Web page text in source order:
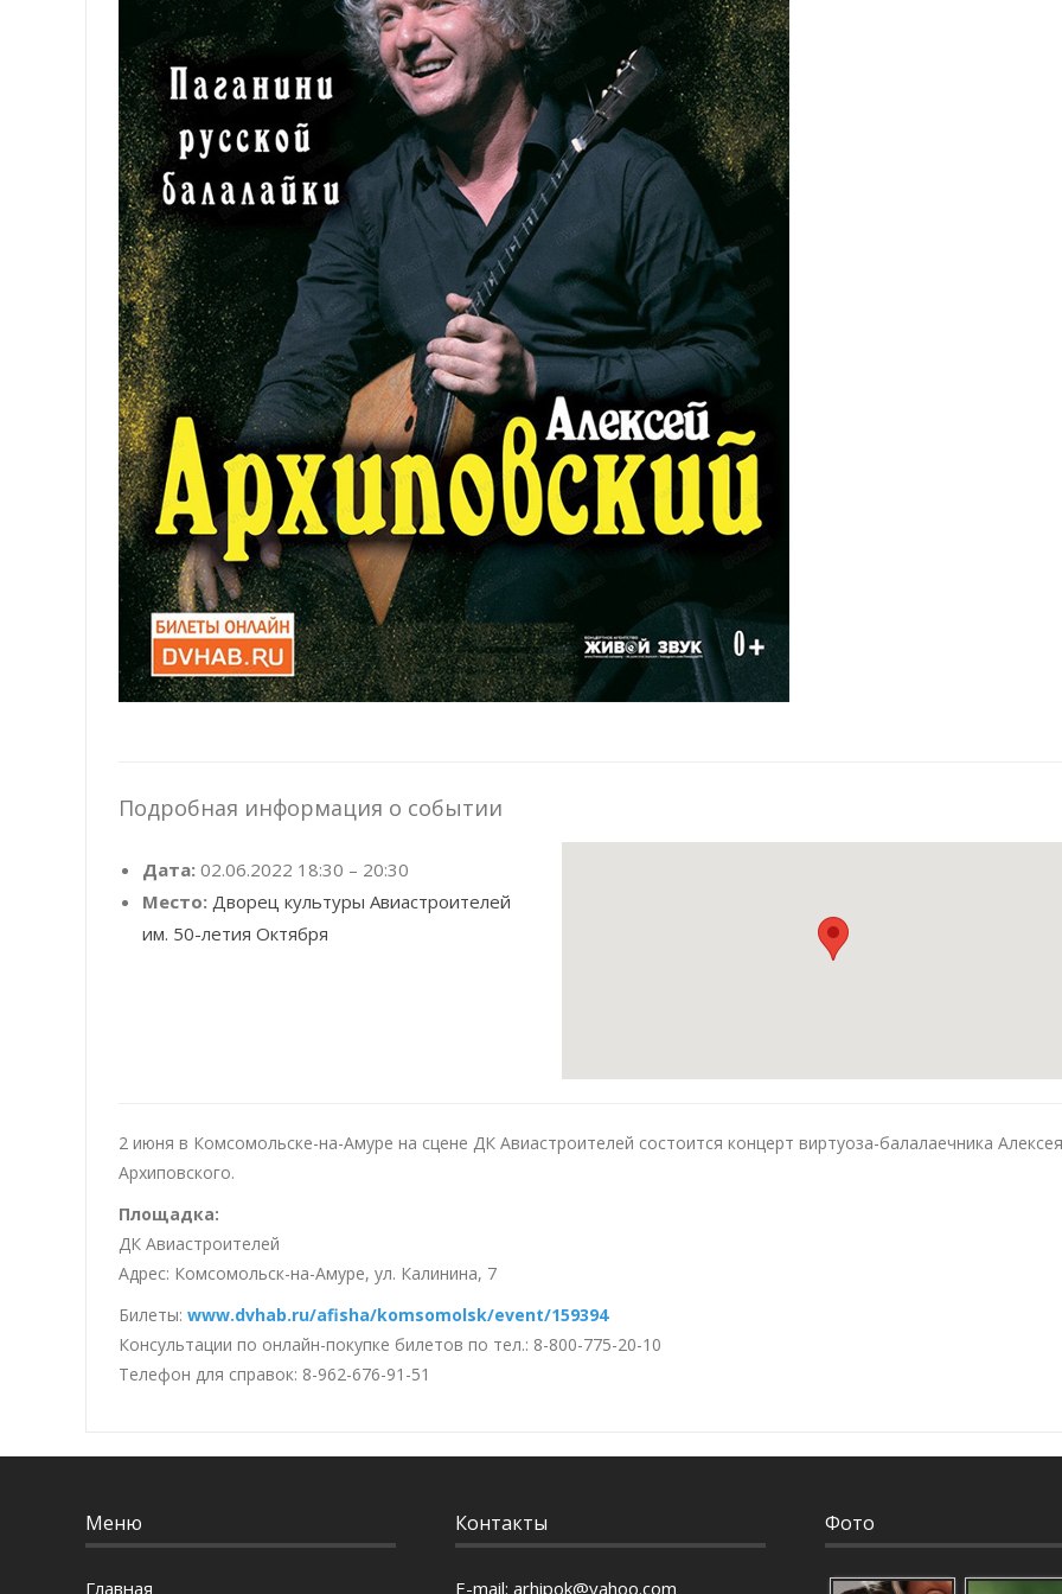
Подробная информация о событии
Дата: 02.06.2022 18:30 – 20:30
Место: Дворец культуры Авиастроителей
им. 50-летия Октября
2 июня в Комсомольске-на-Амуре на сцене ДК Авиастроителей состоится концерт виртуоза-балалаечника Алексея
Архиповского.
Площадка:
ДК Авиастроителей
Адрес: Комсомольск-на-Амуре, ул. Калинина, 7
Билеты: www.dvhab.ru/afisha/komsomolsk/event/159394
Консультации по онлайн-покупке билетов по тел.: 8-800-775-20-10
Телефон для справок: 8-962-676-91-51
Меню
Главная
Контакты
E-mail: arhipok@yahoo.com
Фото